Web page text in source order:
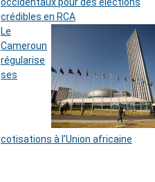
occidentaux pour des élections
crédibles en RCA
Le
Cameroun
régularise
ses
cotisations à l’Union africaine